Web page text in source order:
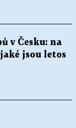
v Česku: na
jsou letos